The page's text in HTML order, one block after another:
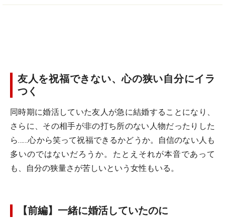
友人を祝福できない、心の狭い自分にイラ
つく
同時期に婚活していた友人が急に結婚することになり、
さらに、その相手が非の打ち所のない人物だったりした
ら……心から笑って祝福できるかどうか。自信のない人も
多いのではないだろうか。たとえそれが本音であって
も、自分の狭量さが苦しいという女性もいる。
【前編】一緒に婚活していたのに